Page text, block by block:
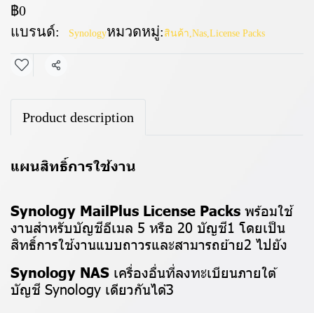
฿0
แบรนด์:
Synologyหมวดหมู่: สินค้า,Nas,License Packs
แชร์
Product description
แผนสิทธิ์การใช้งาน
Synology MailPlus License Packs พร้อมใช้
งานสำหรับบัญชีอีเมล 5 หรือ 20 บัญชี1 โดยเป็น
สิทธิ์การใช้งานแบบถาวรและสามารถย้าย2 ไปยัง
Synology NAS เครื่องอื่นที่ลงทะเบียนภายใต้
บัญชี Synology เดียวกันได้3